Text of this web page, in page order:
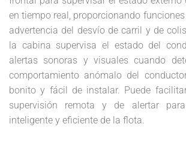
en tiempo real, proporcionando funciones
advertencia del desvío de carril y de
la cabina supervisa el estado del
alertas sonoras y visuales cuando
comportamiento anómalo del
bonito y fácil de instalar. Puede
supervisión remota y de alertar
inteligente y eficiente de la flota.